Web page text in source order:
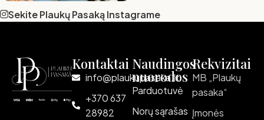
Sekite Plaukų Pasaką Instagrame
Kontaktai
info@plaukupasaka.lt
+370 637
28982
Naudingos
nuorodos
Parduotuvė
Norų sąrašas
Rekvizitai
MB „Plaukų
pasaka“
Įmonės